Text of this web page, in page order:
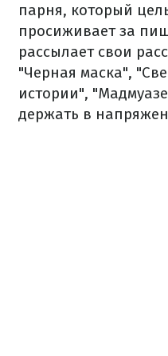
парня, который
просиживает за
рассылает свои
"Черная маска",
истории",
держать в